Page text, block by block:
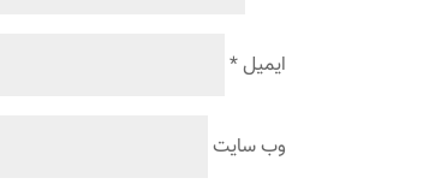
ایمیل*
وب‌ سایت